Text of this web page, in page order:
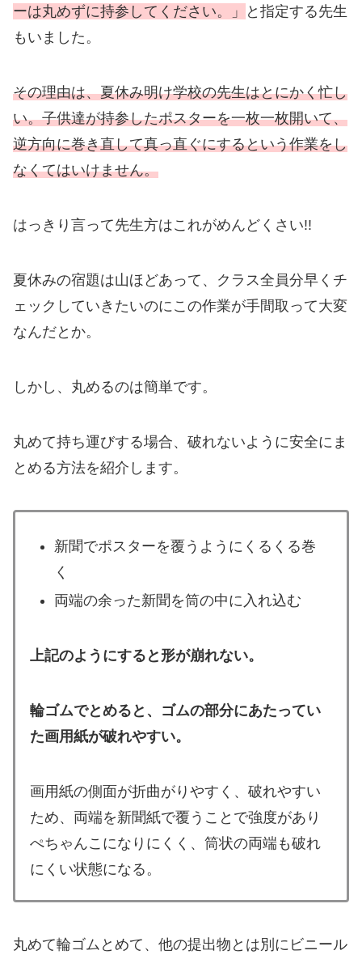
ーは丸めずに持参してください。」
と指定する先生
もいました。
その理由は、夏休み明け学校の先生はとにかく忙し
い。子供達が持参したポスターを一枚一枚開いて、
逆方向に巻き直して真っ直ぐにするという作業をし
なくてはいけません。
はっきり言って先生方はこれがめんどくさい!!
夏休みの宿題は山ほどあって、クラス全員分早くチ
ェックしていきたいのにこの作業が手間取って大変
なんだとか。
しかし、丸めるのは簡単です。
丸めて持ち運びする場合、破れないように安全にま
とめる方法を紹介します。
新聞でポスターを覆うようにくるくる巻
く
両端の余った新聞を筒の中に入れ込む
上記のようにすると形が崩れない。
輪ゴムでとめると、ゴムの部分にあたってい
た画用紙が破れやすい。
画用紙の側面が折曲がりやすく、破れやすい
ため、両端を新聞紙で覆うことで強度があり
ぺちゃんこになりにくく、筒状の両端も破れ
にくい状態になる。
丸めて輪ゴムとめて、他の提出物とは別にビニール